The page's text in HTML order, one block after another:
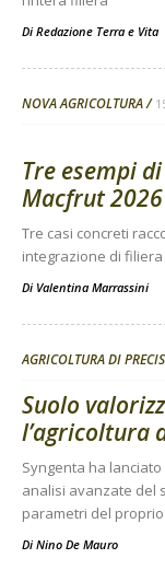
Di Redazione Terra e Vita
NOVA AGRICOLTURA
Tre esempi
Macfrut 2026
Tre casi concreti
integrazione di
Di Valentina Marrassini
AGRICOLTURA DI
Suolo
l’agricoltura
Syngenta ha
analisi avanzate del
parametri del
Di Nino De Mauro